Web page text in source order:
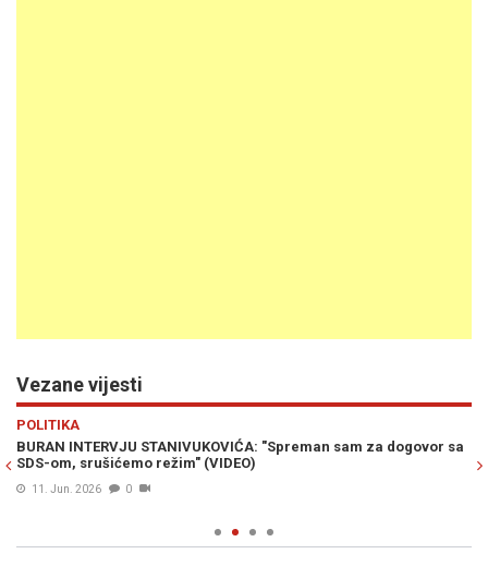
Vezane vijesti
POLITIKA
BURAN INTERVJU STANIVUKOVIĆA: "Spreman sam za dogovor sa
SDS-om, srušićemo režim" (VIDEO)
11. Jun. 2026 0